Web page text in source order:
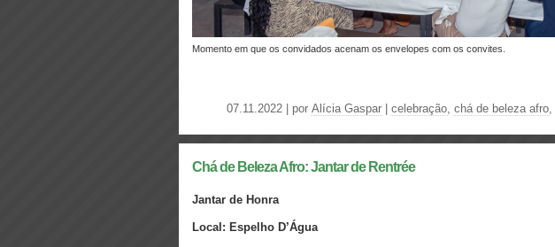
Momento em que os convidados acenam os envelopes com os convites.
07.11.2022 | por Alícia Gaspar celebração, chá de beleza afro,
Chá de Beleza Afro: Jantar de Rentrée
Jantar de Honra
Local: Espelho D’Água